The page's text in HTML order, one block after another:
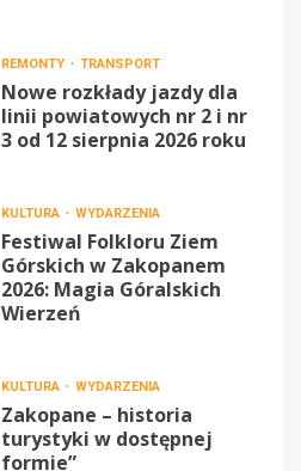
REMONTY TRANSPORT
Nowe rozkłady jazdy dla
linii powiatowych nr 2 i nr
3 od 12 sierpnia 2026 roku
KULTURA WYDARZENIA
Festiwal Folkloru Ziem
Górskich w Zakopanem
2026: Magia Góralskich
Wierzeń
KULTURA WYDARZENIA
Zakopane – historia
turystyki w dostępnej
formie”